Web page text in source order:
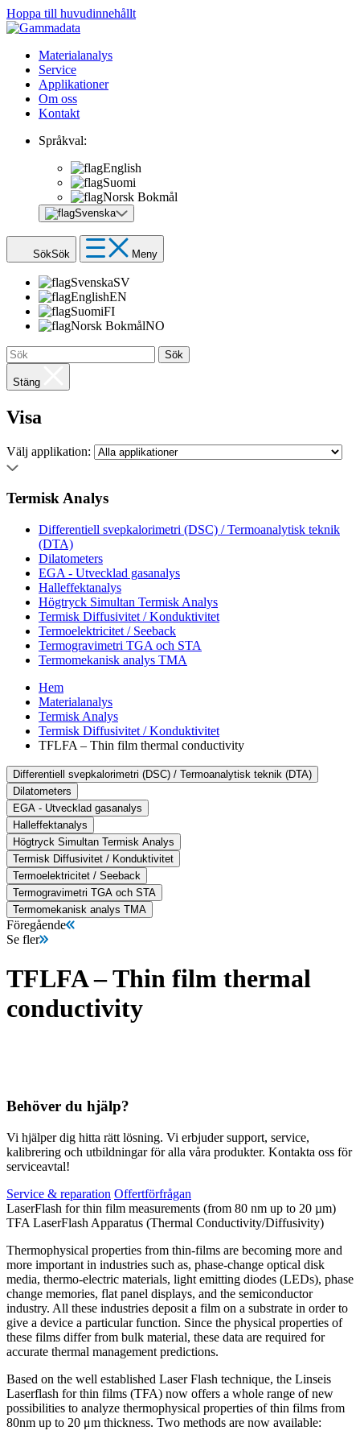
Hoppa till huvudinnehållt
Materialanalys
Service
Applikationer
Om oss
Kontakt
Språkval:
English
Suomi
Norsk Bokmål
Svenska
SökSök Meny
SvenskaSV
EnglishEN
SuomiFI
Norsk BokmålNO
Sök
Stäng
Visa
Välj applikation:
Termisk Analys
Differentiell svepkalorimetri (DSC) / Termoanalytisk teknik
(DTA)
Dilatometers
EGA - Utvecklad gasanalys
Halleffektanalys
Högtryck Simultan Termisk Analys
Termisk Diffusivitet / Konduktivitet
Termoelektricitet / Seeback
Termogravimetri TGA och STA
Termomekanisk analys TMA
Hem
Materialanalys
Termisk Analys
Termisk Diffusivitet / Konduktivitet
TFLFA – Thin film thermal conductivity
Differentiell svepkalorimetri (DSC) / Termoanalytisk teknik (DTA)
Dilatometers
EGA - Utvecklad gasanalys
Halleffektanalys
Högtryck Simultan Termisk Analys
Termisk Diffusivitet / Konduktivitet
Termoelektricitet / Seeback
Termogravimetri TGA och STA
Termomekanisk analys TMA
Föregående
Se fler
TFLFA – Thin film thermal
conductivity
Behöver du hjälp?
Vi hjälper dig hitta rätt lösning. Vi erbjuder support, service,
kalibrering och utbildningar för alla våra produkter. Kontakta oss för
serviceavtal!
Service & reparation Offertförfrågan
LaserFlash for thin film measurements (from 80 nm up to 20 µm)
TFA LaserFlash Apparatus (Thermal Conductivity/Diffusivity)
Thermophysical properties from thin-films are becoming more and
more important in industries such as, phase-change optical disk
media, thermo-electric materials, light emitting diodes (LEDs), phase
change memories, flat panel displays, and the semiconductor
industry. All these industries deposit a film on a substrate in order to
give a device a particular function. Since the physical properties of
these films differ from bulk material, these data are required for
accurate thermal management predictions.
Based on the well established Laser Flash technique, the Linseis
Laserflash for thin films (TFA) now offers a whole range of new
possibilities to analyze thermophysical properties of thin films from
80nm up to 20 μm thickness. Two methods are now available: